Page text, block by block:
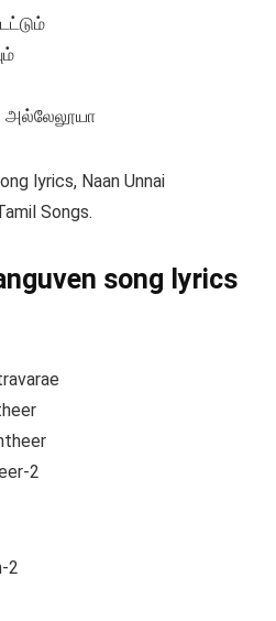
lyrics, Naan Unnai
Songs.
song lyrics
2
2